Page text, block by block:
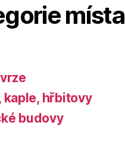
místa
kaple, hřbitovy
budovy